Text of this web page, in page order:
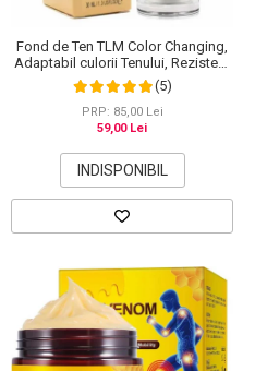
Fond de Ten TLM Color Changing,
Adaptabil culorii Tenului, Rezistent
la Transfer 16H, SPF 15, 30 ml
(5)
PRP: 85,00 Lei
59,00 Lei
INDISPONIBIL